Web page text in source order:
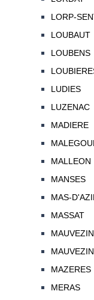
LORP-
LOUBAUT
LOUBENS
LUDIES
LUZENAC
MADIERE
MALLEON
MANSES
MAS-
MASSAT
MAZERES
MERAS